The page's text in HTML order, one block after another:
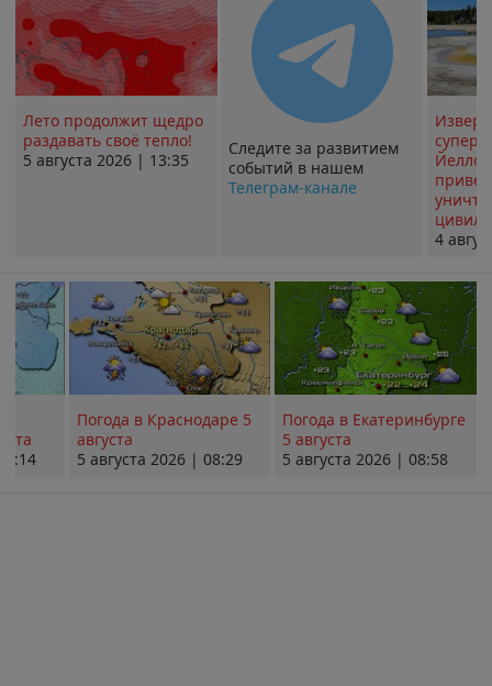
Лето продолжит щедро
раздавать своё тепло!
5 августа 2026 | 13:35
Следите за развитием
событий в нашем
Телеграм-канале
4
Погода в Краснодаре 5
августа
5 августа 2026 | 08:29
Погода в Екатеринбурге
5 августа
5 августа 2026 | 08:58